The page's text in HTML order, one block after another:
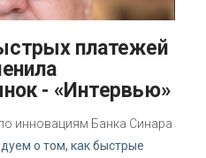
- «Интервью»
инновациям Банка Синара
о том, как быстрые